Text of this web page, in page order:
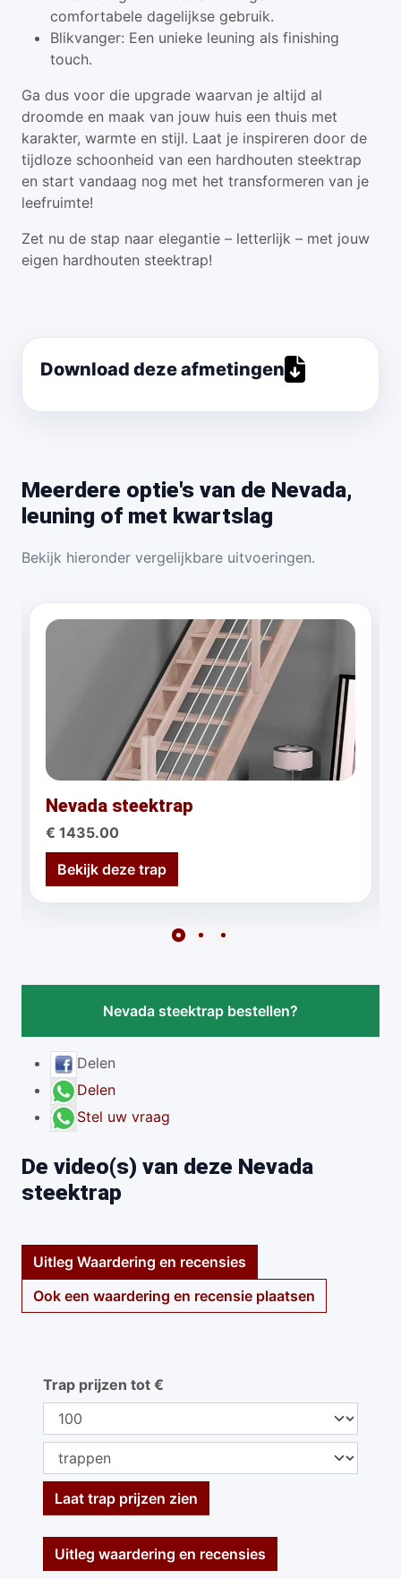
comfortabele dagelijkse gebruik.
Blikvanger: Een unieke leuning als finishing
touch.
Ga dus voor die upgrade waarvan je altijd al
droomde en maak van jouw huis een thuis met
karakter, warmte en stijl. Laat je inspireren door de
tijdloze schoonheid van een hardhouten steektrap
en start vandaag nog met het transformeren van je
leefruimte!
Zet nu de stap naar elegantie – letterlijk – met jouw
eigen hardhouten steektrap!
Download deze afmetingen
Meerdere optie's van de Nevada,
leuning of met kwartslag
Bekijk hieronder vergelijkbare uitvoeringen.
Nevada steektrap
€ 1435.00
Bekijk deze trap
Nevada steektrap bestellen?
Delen
Delen
Stel uw vraag
De video(s) van deze Nevada
steektrap
Uitleg Waardering en recensies
Ook een waardering en recensie plaatsen
Trap prijzen tot €
Laat trap prijzen zien
Uitleg waardering en recensies